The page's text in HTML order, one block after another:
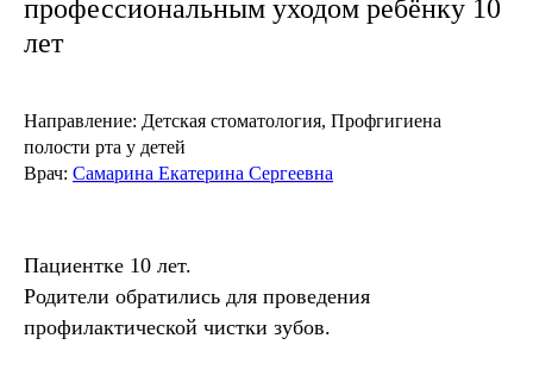
профессиональным уходом ребёнку 10
лет
Направление: Детская стоматология, Профгигиена
полости рта у детей
Врач: Самарина Екатерина Сергеевна
Пациентке 10 лет.
Родители обратились для проведения
профилактической чистки зубов.